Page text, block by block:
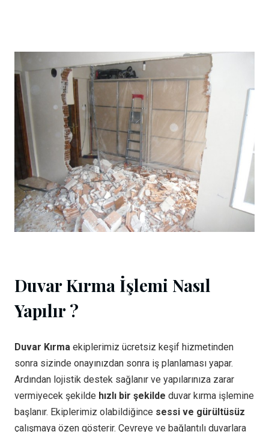
Duvar Kırma İşlemi Nasıl
Yapılır ?
Duvar Kırma ekiplerimiz ücretsiz keşif hizmetinden
sonra sizinde onayınızdan sonra iş planlaması yapar.
Ardından lojistik destek sağlanır ve yapılarınıza zarar
vermiyecek şekilde hızlı bir şekilde duvar kırma işlemine
başlanır. Ekiplerimiz olabildiğince sessi ve gürültüsüz
çalışmaya özen gösterir. Çevreye ve bağlantılı duvarlara